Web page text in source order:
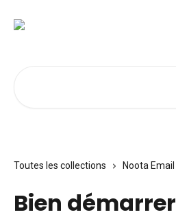
Toutes les collections Noota Email
Bien démarrer